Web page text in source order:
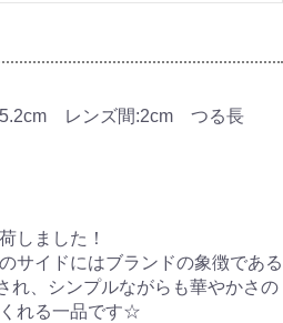
レンズ間:2cm つる長
しました！
サイドにはブランドの象徴である
れ、シンプルながらも華やかさの
れる一品です☆